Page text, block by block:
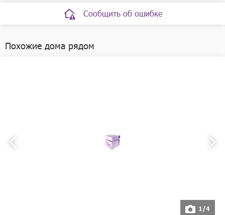
+7(83170)2-13-04
Сообщить об ошибке
Похожие дома рядом
1/4